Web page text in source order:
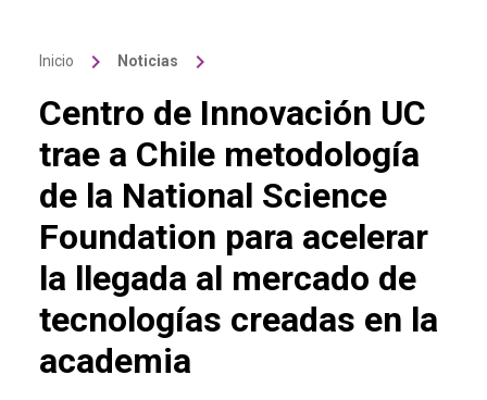
Inicio keyboard_arrow_right Noticias keyboard_arrow_right
Centro de Innovación UC
trae a Chile metodología
de la National Science
Foundation para acelerar
la llegada al mercado de
tecnologías creadas en la
academia